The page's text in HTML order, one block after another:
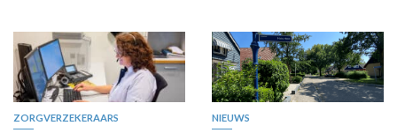
Premium
ZORGVERZEKERAARS
Premium
NIEUWS